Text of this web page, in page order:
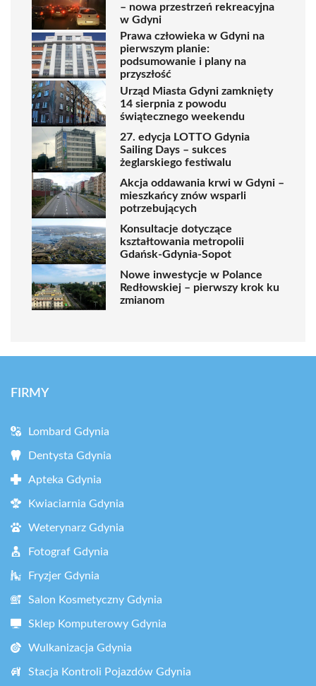
– nowa przestrzeń rekreacyjna
w Gdyni
Prawa człowieka w Gdyni na
pierwszym planie:
podsumowanie i plany na
przyszłość
Urząd Miasta Gdyni zamknięty
14 sierpnia z powodu
świątecznego weekendu
27. edycja LOTTO Gdynia
Sailing Days – sukces
żeglarskiego festiwalu
Akcja oddawania krwi w Gdyni –
mieszkańcy znów wsparli
potrzebujących
Konsultacje dotyczące
kształtowania metropolii
Gdańsk-Gdynia-Sopot
Nowe inwestycje w Polance
Redłowskiej – pierwszy krok ku
zmianom
FIRMY
Lombard Gdynia
Dentysta Gdynia
Apteka Gdynia
Kwiaciarnia Gdynia
Weterynarz Gdynia
Fotograf Gdynia
Fryzjer Gdynia
Salon Kosmetyczny Gdynia
Sklep Komputerowy Gdynia
Wulkanizacja Gdynia
Stacja Kontroli Pojazdów Gdynia